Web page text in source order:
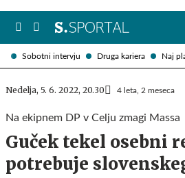
Sobotni intervju Druga kariera Naj
Nedelja, 5. 6. 2022, 20.30 4 leta, 2 meseca
Na ekipnem DP v Celju zmagi Massa
Guček tekel osebni
potrebuje